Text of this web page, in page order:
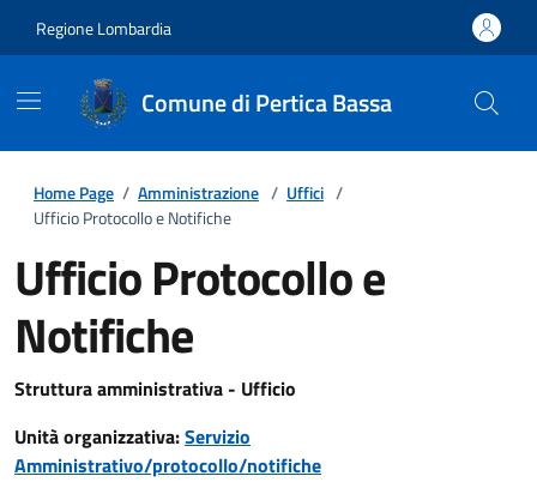
Regione Lombardia
Comune di Pertica Bassa
Home Page / Amministrazione / Uffici /
Ufficio Protocollo e Notifiche
Ufficio Protocollo e
Notifiche
Struttura amministrativa - Ufficio
Unità organizzativa:Servizio
Amministrativo/protocollo/notifiche